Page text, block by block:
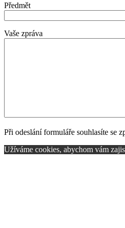
Předmět
Vaše zpráva
Při odeslání formuláře souhlasíte se
Užíváme cookies, abychom vám